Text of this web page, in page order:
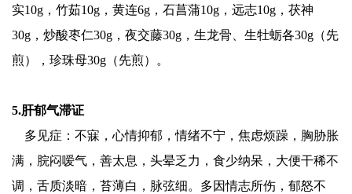
实10g，竹茹10g，黄连6g，石菖蒲10g，远志10g，茯神
30g，炒酸枣仁30g，夜交藤30g，生龙骨、生牡蛎各30g（先
煎），珍珠母30g（先煎）。
5.肝郁气滞证
多见症：不寐，心情抑郁，情绪不宁，焦虑烦躁，胸胁胀
满，脘闷嗳气，善太息，头晕乏力，食少纳呆，大便干稀不
调，舌质淡暗，苔薄白，脉弦细。多因情志所伤，郁怒不